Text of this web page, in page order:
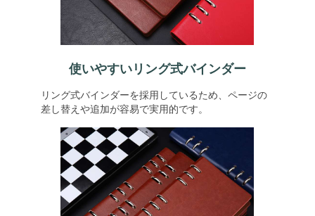
使いやすいリング式バインダー
リング式バインダーを採用しているため、ページの
差し替えや追加が容易で実用的です。